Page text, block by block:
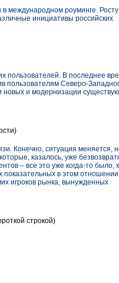
в международном роуминге. Росту
инициативы российских
пользователей. В последнее
пользователям Северо-
новых и модернизации
Конечно, ситуация меняется,
казалось, уже
– все это уже когда-то было,
в этом отношении
игроков рынка, вынужденных
строкой)